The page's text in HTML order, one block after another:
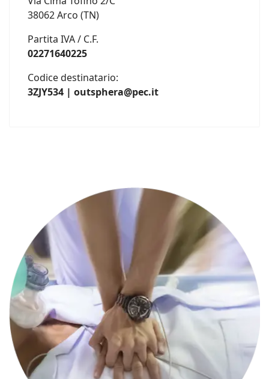
38062 Arco (TN)
Partita IVA / C.F.
02271640225
Codice destinatario:
3ZJY534 | outsphera@pec.it